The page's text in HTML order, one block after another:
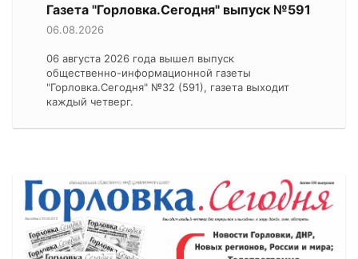
Газета "Горловка.Сегодня" выпуск №591
06.08.2026
06 августа 2026 года вышел выпуск
общественно-информационной газеты
"Горловка.Сегодня" №32 (591), газета выходит
каждый четверг.